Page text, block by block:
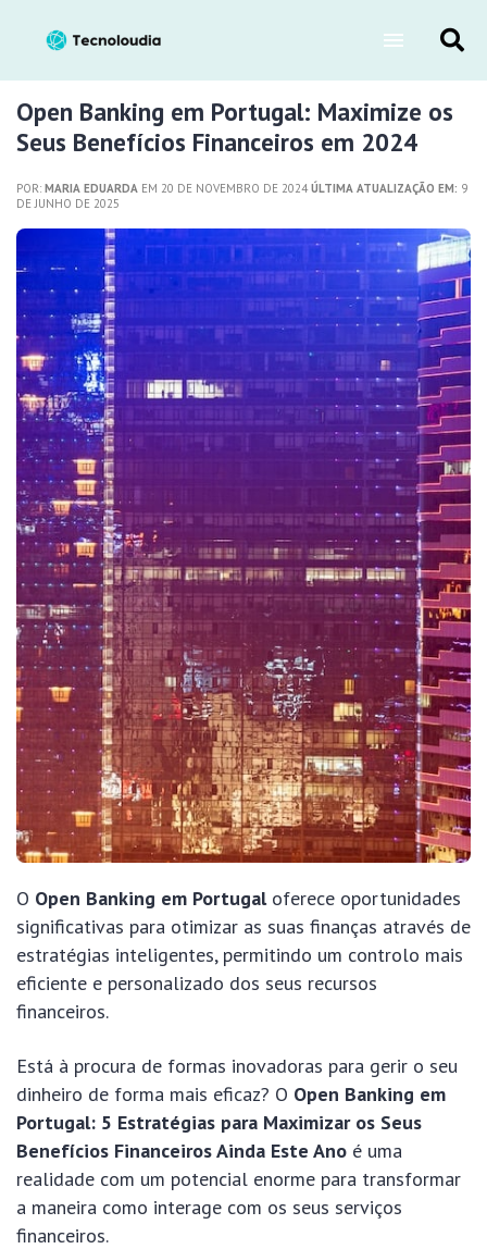
Open Banking em Portugal: Maximize os
Seus Benefícios Financeiros em 2024
POR: MARIA EDUARDA EM 20 DE NOVEMBRO DE 2024ÚLTIMA ATUALIZAÇÃO EM: 9
DE JUNHO DE 2025
O Open Banking em Portugaloferece oportunidades
significativas para otimizar as suas finanças através de
estratégias inteligentes, permitindo um controlo mais
eficiente e personalizado dos seus recursos
financeiros.
Está à procura de formas inovadoras para gerir o seu
dinheiro de forma mais eficaz? O Open Banking em
Portugal: 5 Estratégias para Maximizar os Seus
Benefícios Financeiros Ainda Este Ano é uma
realidade com um potencial enorme para transformar
a maneira como interage com os seus serviços
financeiros.